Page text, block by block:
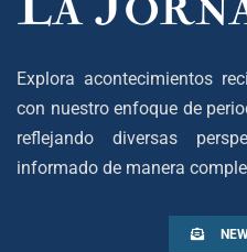
Explora acontecimientos
con nuestro enfoque de
reflejando diversas
informado de manera